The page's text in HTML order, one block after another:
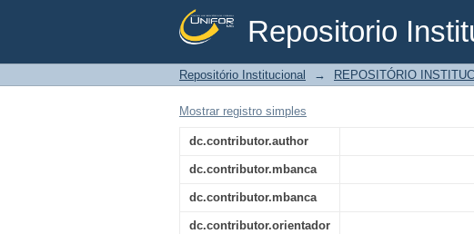
Repositorio
A efetivação dos direitos e
de família
Repositório Institucional → REPOSITÓRIO
Mostrar registro simples
dc.contributor.author
dc.contributor.mbanca
dc.contributor.mbanca
dc.contributor.orientador